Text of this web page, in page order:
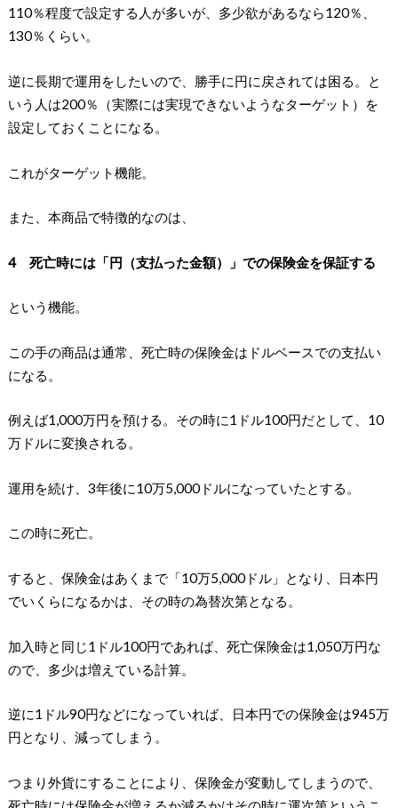
110％程度で設定する人が多いが、多少欲があるなら120％、
130％くらい。
逆に長期で運用をしたいので、勝手に円に戻されては困る。と
いう人は200％（実際には実現できないようなターゲット）を
設定しておくことになる。
これがターゲット機能。
また、本商品で特徴的なのは、
4 死亡時には「円（支払った金額）」での保険金を保証する
という機能。
この手の商品は通常、死亡時の保険金はドルベースでの支払い
になる。
例えば1,000万円を預ける。その時に1ドル100円だとして、10
万ドルに変換される。
運用を続け、3年後に10万5,000ドルになっていたとする。
この時に死亡。
すると、保険金はあくまで「10万5,000ドル」となり、日本円
でいくらになるかは、その時の為替次第となる。
加入時と同じ1ドル100円であれば、死亡保険金は1,050万円な
ので、多少は増えている計算。
逆に1ドル90円などになっていれば、日本円での保険金は945万
円となり、減ってしまう。
つまり外貨にすることにより、保険金が変動してしまうので、